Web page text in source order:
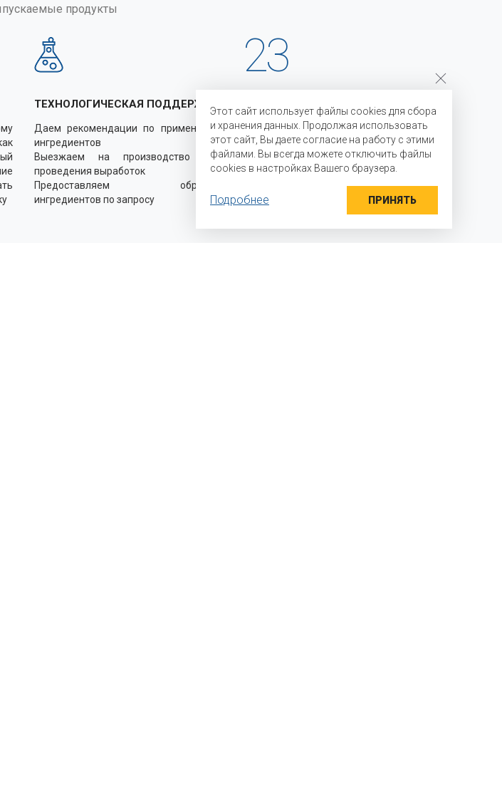
продукты
ТЕХНОЛОГИЧЕСКАЯ ПОДДЕРЖКА
Даем рекомендации по применению
ингредиентов
Выезжаем на производство для
проведения выработок
Предоставляем образцы
ингредиентов по запросу
23
ГОДА НА РЫНКЕ
С 2003 года мы являемся
официальными представителями
производителей на территории
Российской Федерации и стран
Таможенного союза и осуществляем
прямые поставки ингредиентов
Этот сайт использует файлы cookies для сбора
и хранения данных. Продолжая использовать
этот сайт, Вы даете согласие на работу с этими
файлами. Вы всегда можете отключить файлы
cookies в настройках Вашего браузера.
Подробнее ПРИНЯТЬ